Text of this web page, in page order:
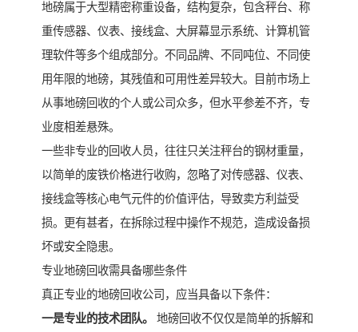
地磅属于大型精密称重设备，结构复杂，包含秤台、称
重传感器、仪表、接线盒、大屏幕显示系统、计算机管
理软件等多个组成部分。不同品牌、不同吨位、不同使
用年限的地磅，其残值和可用性差异较大。目前市场上
从事地磅回收的个人或公司众多，但水平参差不齐，专
业度相差悬殊。
一些非专业的回收人员，往往只关注秤台的钢材重量，
以简单的废铁价格进行收购，忽略了对传感器、仪表、
接线盒等核心电气元件的价值评估，导致卖方利益受
损。更有甚者，在拆除过程中操作不规范，造成设备损
坏或安全隐患。
专业地磅回收需具备哪些条件
真正专业的地磅回收公司，应当具备以下条件：
一是专业的技术团队。
地磅回收不仅仅是简单的拆解和